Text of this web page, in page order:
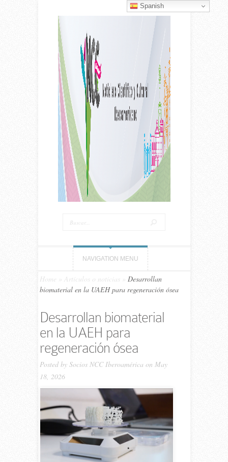
NAVIGATION MENU
Home Artículos o noticias
Desarrollan
biomaterial en la UAEH para regeneración ósea
Desarrollan biomaterial
en la UAEH para
regeneración ósea
Posted by Socios NCC Iberoamérica on May
18, 2026
Spanish